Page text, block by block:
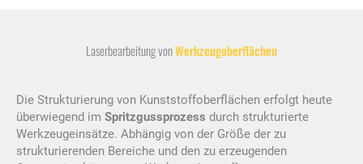
Laserbearbeitung vonWerkzeugoberflächen
Die Strukturierung von Kunststoffoberflächen erfolgt heute
überwiegend im Spritzgussprozess durch strukturierte
Werkzeugeinsätze. Abhängig von der Größe der zu
strukturierenden Bereiche und den zu erzeugenden